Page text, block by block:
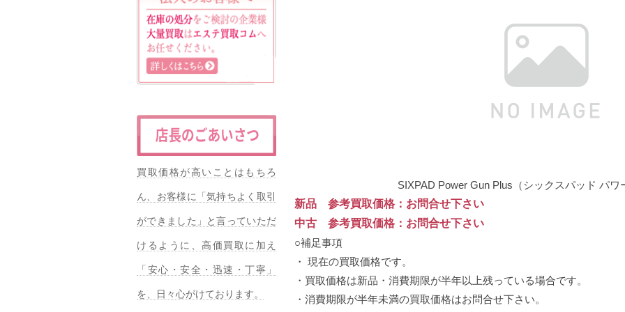
SIXPAD Power Gun Plus（シックスパッド パワ
新品 参考買取価格：お問合せ下さい
中古 参考買取価格：お問合せ下さい
○補足事項
・ 現在の買取価格です。
・買取価格は新品・消費期限が半年以上残っている場合です。
・消費期限が半年未満の買取価格はお問合せ下さい。
買取価格が高いことはもちろ
ん、お客様に「気持ちよく取引
ができました」と言っていただ
けるように、高価買取に加え
「安心・安全・迅速・丁寧」
を、日々心がけております。